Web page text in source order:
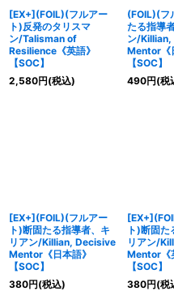
[EX+](FOIL)(フルアー
ト)反発のタリスマ
ン/Talisman of
Resilience《英語》
【SOC】
2,580円(税込)
(FOIL)(フ
たる指導
ン/
Mentor《
【SOC】
490円(税
[EX+](FOIL)(フルアー
ト)断固たる指導者、キ
リアン/Killian, Decisive
Mentor《日本語》
【SOC】
380円(税込)
ト)断固た
リアン/
Mentor《
【SOC】
380円(税